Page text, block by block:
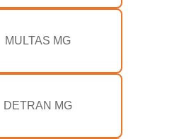
MULTAS MG
DETRAN MG